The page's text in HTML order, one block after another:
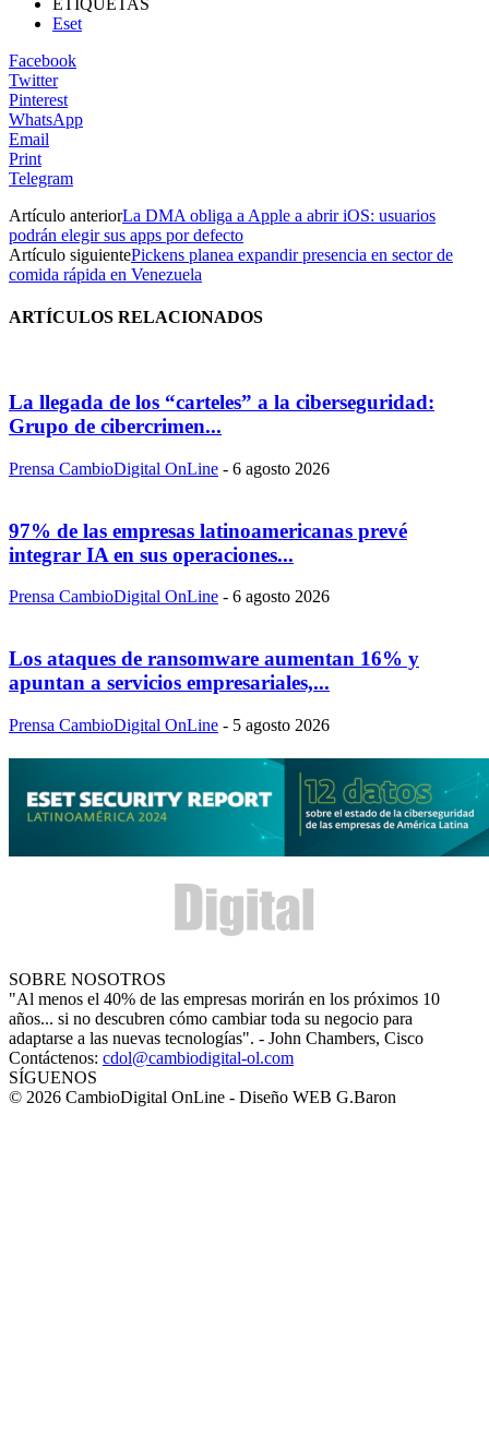
Eset
Facebook
Twitter
Pinterest
WhatsApp
Email
Print
Telegram
Artículo anteriorLa DMA obliga a Apple a abrir iOS: usuarios
podrán elegir sus apps por defecto
Artículo siguientePickens planea expandir presencia en sector de
comida rápida en Venezuela
ARTÍCULOS RELACIONADOS
La llegada de los “carteles” a la ciberseguridad:
Grupo de cibercrimen...
Prensa CambioDigital OnLine - 6 agosto 2026
97% de las empresas latinoamericanas prevé
integrar IA en sus operaciones...
Prensa CambioDigital OnLine - 6 agosto 2026
Los ataques de ransomware aumentan 16% y
apuntan a servicios empresariales,...
Prensa CambioDigital OnLine - 5 agosto 2026
SOBRE NOSOTROS
"Al menos el 40% de las empresas morirán en los próximos 10
años... si no descubren cómo cambiar toda su negocio para
adaptarse a las nuevas tecnologías". - John Chambers, Cisco
Contáctenos: cdol@cambiodigital-ol.com
SÍGUENOS
© 2026 CambioDigital OnLine - Diseño WEB G.Baron